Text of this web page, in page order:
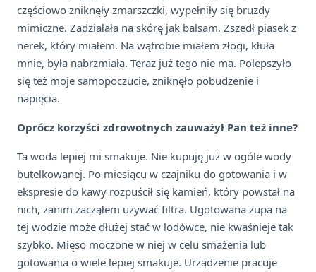
częściowo zniknęły zmarszczki, wypełniły się bruzdy
mimiczne. Zadziałała na skórę jak balsam. Zszedł piasek z
nerek, który miałem. Na wątrobie miałem złogi, kłuła
mnie, była nabrzmiała. Teraz już tego nie ma. Polepszyło
się też moje samopoczucie, zniknęło pobudzenie i
napięcia.
Oprócz korzyści zdrowotnych zauważył Pan też inne?
Ta woda lepiej mi smakuje. Nie kupuję już w ogóle wody
butelkowanej. Po miesiącu w czajniku do gotowania i w
ekspresie do kawy rozpuścił się kamień, który powstał na
nich, zanim zacząłem używać filtra. Ugotowana zupa na
tej wodzie może dłużej stać w lodówce, nie kwaśnieje tak
szybko. Mięso moczone w niej w celu smażenia lub
gotowania o wiele lepiej smakuje. Urządzenie pracuje